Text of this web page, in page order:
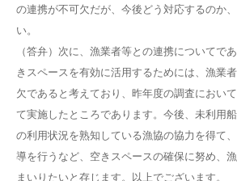
の連携が不可欠だが、今後どう対応するのか
い。
（答弁）次に、漁業者等との連携についてで
きスペースを有効に活用するためには、漁業
欠であると考えており、昨年度の調査におい
て実施したところであります。今後、未利用
の利用状況を熟知している漁協の協力を得て
導を行うなど、空きスペースの確保に努め、
まいりたいと存じます。以上でございます。